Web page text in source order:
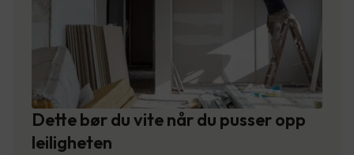
Dette bør du vite når du pusser opp
leiligheten